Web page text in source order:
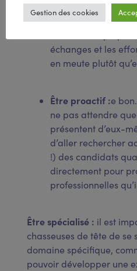
en mesure de
communiquer
échanges et les
en meute plutôt
Être proactif :e
ne pas attendre
présentent d’eux-
d’aller rechercher
!) des candidats
directement pour
professionnelles
Être spécialisé : il est
chasseuses de tête de se
domaine spécifique,
pouvoir développer une
Gestion des cookies